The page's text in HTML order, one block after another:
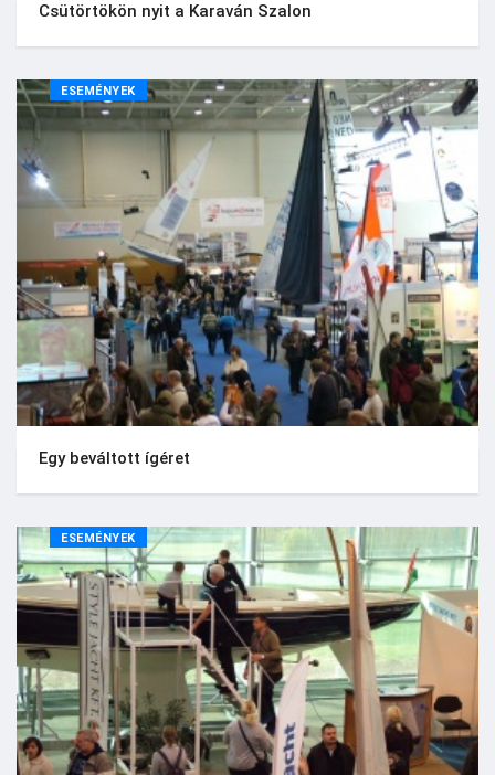
Csütörtökön nyit a Karaván Szalon
ESEMÉNYEK
Egy beváltott ígéret
ESEMÉNYEK